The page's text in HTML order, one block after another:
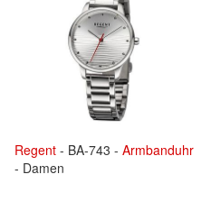
Regent - BA-743 - Armbanduhr
- Damen